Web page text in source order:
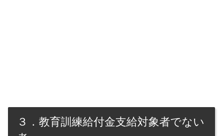
３．教育訓練給付金支給対象者でない